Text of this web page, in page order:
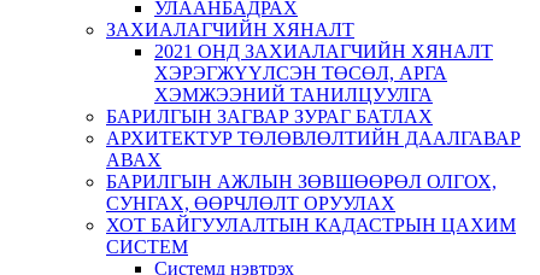
УЛААНБАДРАХ
ЗАХИАЛАГЧИЙН ХЯНАЛТ
2021 ОНД ЗАХИАЛАГЧИЙН ХЯНАЛТ
ХЭРЭГЖҮҮЛСЭН ТӨСӨЛ, АРГА
ХЭМЖЭЭНИЙ ТАНИЛЦУУЛГА
БАРИЛГЫН ЗАГВАР ЗУРАГ БАТЛАХ
АРХИТЕКТУР ТӨЛӨВЛӨЛТИЙН ДААЛГАВАР
АВАХ
БАРИЛГЫН АЖЛЫН ЗӨВШӨӨРӨЛ ОЛГОХ,
СУНГАХ, ӨӨРЧЛӨЛТ ОРУУЛАХ
ХОТ БАЙГУУЛАЛТЫН КАДАСТРЫН ЦАХИМ
СИСТЕМ
Системд нэвтрэх